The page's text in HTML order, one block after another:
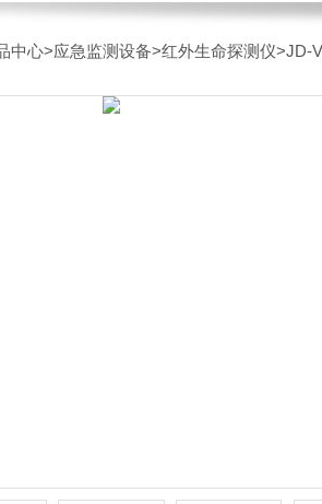
中心>应急监测设备>红外生命探测仪>JD-